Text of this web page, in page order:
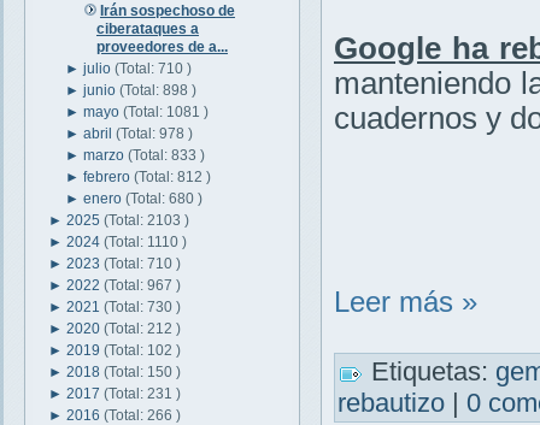
Irán sospechoso de
ciberataques a
proveedores de a...
►julio(Total: 710 )
►junio(Total: 898 )
►mayo(Total: 1081 )
►abril(Total: 978 )
►marzo(Total: 833 )
►febrero(Total: 812 )
►enero(Total: 680 )
► 2025 (Total: 2103 )
► 2024 (Total: 1110 )
► 2023 (Total: 710 )
► 2022 (Total: 967 )
► 2021 (Total: 730 )
► 2020 (Total: 212 )
► 2019 (Total: 102 )
► 2018 (Total: 150 )
► 2017 (Total: 231 )
► 2016 (Total: 266 )
Google ha
manteniendo
cuadernos y
Leer más »
Etiquetas:
rebautizo
0